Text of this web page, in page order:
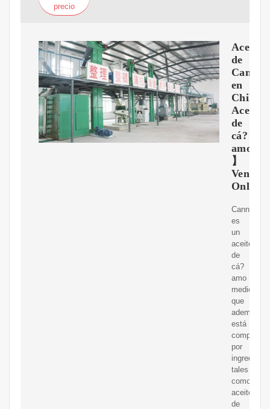
precio
Aceite
de
en
Chile【
Aceite
de
cá?
amo
】
Venta
Online
Cannol
es
un
aceite
de
cá?
amo
medicinal,
que
además,
está
compuesto
por
tales
como
aceite
de